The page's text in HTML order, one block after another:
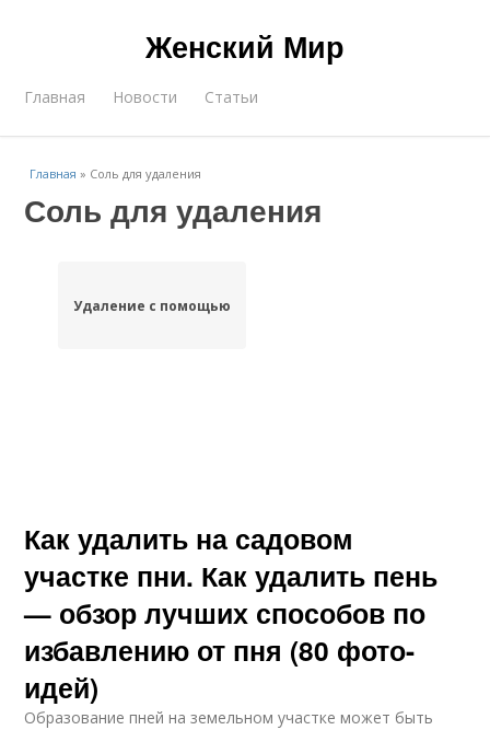
Женский Мир
Главная Новости Статьи
Главная » Соль для удаления
Соль для удаления
Удаление с помощью
Как удалить на садовом
участке пни. Как удалить пень
— обзор лучших способов по
избавлению от пня (80 фото-
идей)
Образование пней на земельном участке может быть